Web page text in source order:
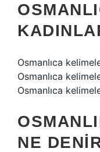
Osmanlıca
Osmanlıca
Osmanlıca
NE